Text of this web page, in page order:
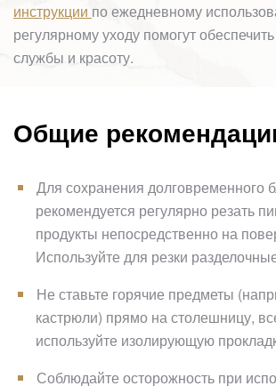
инструкции по ежедневному
регулярному уходу помогут
службы и красоту.
Общие
Для сохранения долговременного
рекомендуется регулярно резать
продукты непосредственно на
Используйте для резки
Не ставьте горячие предметы
кастрюли) прямо на столешницу,
используйте изолирующую
Соблюдайте осторожность при